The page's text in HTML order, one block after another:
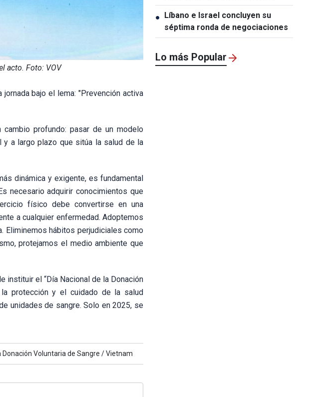
acto. Foto: VOV
bajo el lema: "Prevención activa
profundo: pasar de un modelo
y a largo plazo que sitúa la salud de la
dinámica y exigente, es fundamental
necesario adquirir conocimientos que
físico debe convertirse en una
a cualquier enfermedad. Adoptemos
Eliminemos hábitos perjudiciales como
protejamos el medio ambiente que
instituir el “Día Nacional de la Donación
la protección y el cuidado de la salud
unidades de sangre. Solo en 2025, se
Donación Voluntaria de Sangre /Vietnam
Castro Ruz – Obras Escogidas”
● Líbano e Israel concluyen su
séptima ronda de negociaciones
Lo más Popular